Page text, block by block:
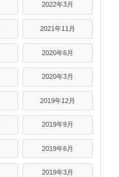
2022年3月
2021年11月
2020年6月
2020年3月
2019年12月
2019年9月
2019年6月
2019年3月